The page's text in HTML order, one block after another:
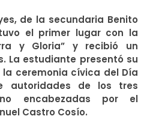
de la secundaria Benito
el primer lugar con la
y Gloria” y recibió un
La estudiante presentó su
ceremonia cívica del Día
autoridades de los tres
encabezadas por el
Castro Cosío.